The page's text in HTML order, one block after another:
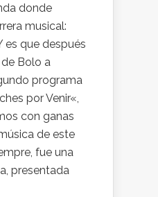
donde
musical:
es que después
Bolo a
programa
por Venir«,
con ganas
de este
fue una
presentada